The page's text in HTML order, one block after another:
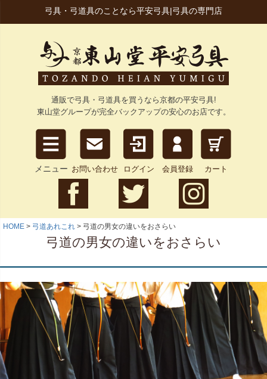
弓具・弓道具のことなら平安弓具|弓具の専門店
通販で弓具・弓道具を買うなら京都の平安弓具!
東山堂グループが完全バックアップの安心のお店です。
メニュー お問い合わせ ログイン 会員登録 カート
HOME 弓道あれこれ 弓道の男女の違いをおさらい
弓道の男女の違いをおさらい